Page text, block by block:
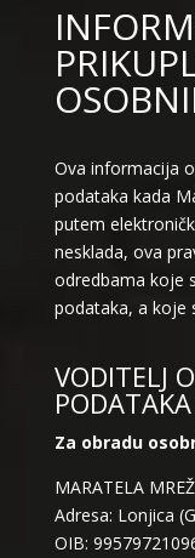
Ova informacija
podataka kada
putem
nesklada, ova
odredbama koje
podataka, a koje
VODITELJ
PODATAKA
Za obradu
MARATELA
Adresa: Lonjica
OIB: